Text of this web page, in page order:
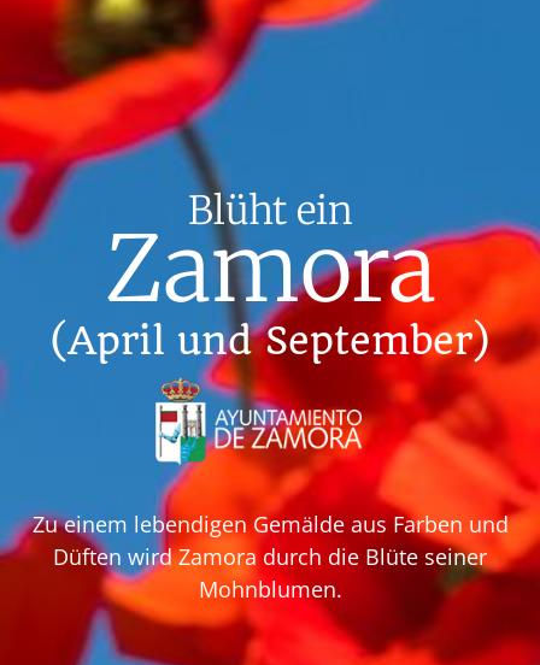
Blüht ein
Zamora
(April und September)
Zu einem lebendigen Gemälde aus Farben und
Düften wird Zamora durch die Blüte seiner
Mohnblumen.